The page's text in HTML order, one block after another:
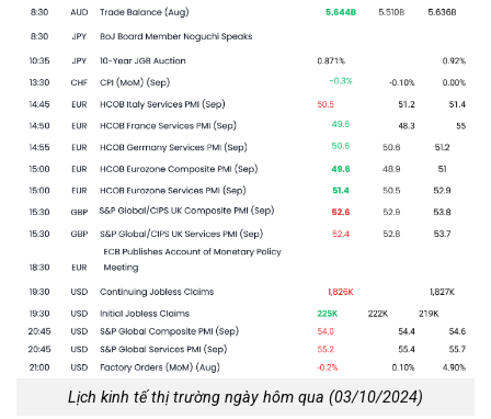
Lịch kinh tế thị trường ngày hôm qua (03/10/2024)